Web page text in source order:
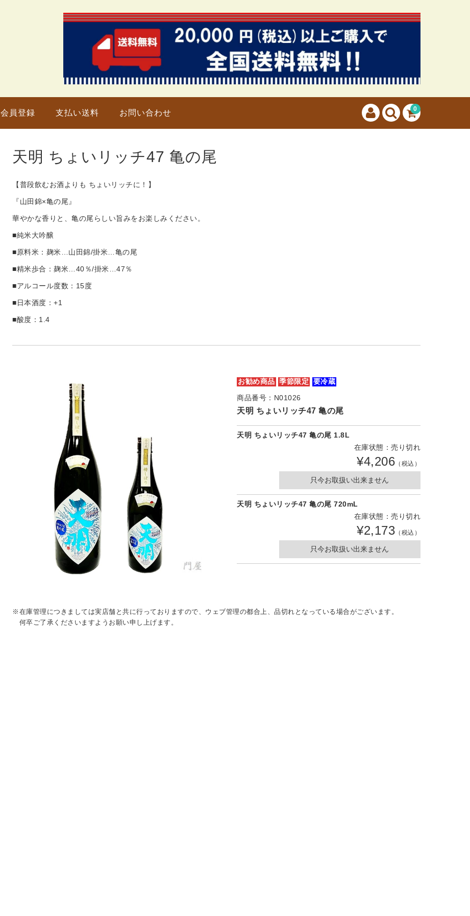
0
只今、カートに商品はございません。
会員登録 支払い送料 お問い合わせ
天明 ちょいリッチ47 亀の尾
【普段飲むお酒よりも ちょいリッチに！】
『山田錦×亀の尾』
華やかな香りと、亀の尾らしい旨みをお楽しみください。
■純米大吟醸
■原料米：麹米…山田錦/掛米…亀の尾
■精米歩合：麹米…40％/掛米…47％
■アルコール度数：15度
■日本酒度：+1
■酸度：1.4
お勧め商品 季節限定
要冷蔵
商品番号：N01026
天明 ちょいリッチ47 亀の尾
天明 ちょいリッチ47 亀の尾 1.8L
在庫状態：売り切れ
¥4,206 （税込）
只今お取扱い出来ません
天明 ちょいリッチ47 亀の尾 720mL
在庫状態：売り切れ
¥2,173 （税込）
只今お取扱い出来ません
※在庫管理につきましては実店舗と共に行っておりますので、ウェブ管理の都合上、品切れとなっている場合がございます。
何卒ご了承くださいますようお願い申し上げます。